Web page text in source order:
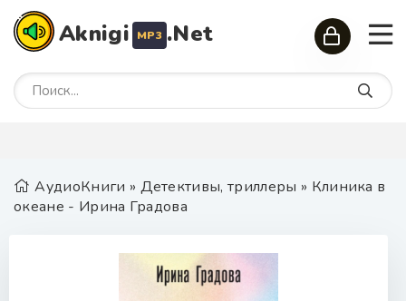
Aknigi MP3 .Net
АудиоКниги » Детективы, триллеры » Клиника в
океане - Ирина Градова